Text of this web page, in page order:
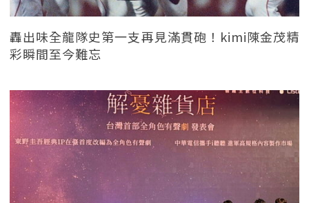
轟出味全龍隊史第一支再見滿貫砲！kimi陳金茂精
彩瞬間至今難忘